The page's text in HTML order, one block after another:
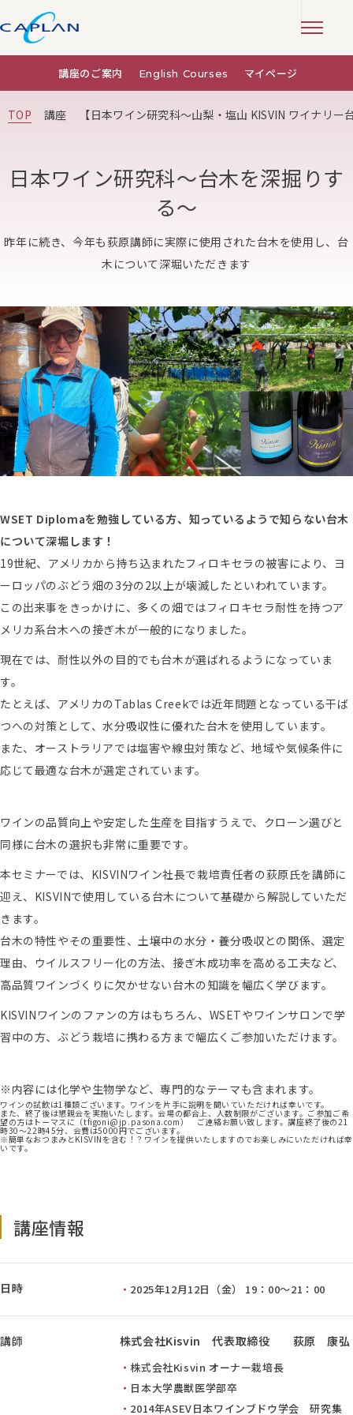
講座のご案内 English Courses マイページ
TOP 講座 【日本ワイン研究科～山梨・塩山 KISVIN ワイナリー
日本ワイン研究科～台木を深掘りす
る～
昨年に続き、今年も荻原講師に実際に使用された台木を使用し、台
木について深堀いただきます
WSET Diplomaを勉強している方、知っているようで知らない台木
について深堀します！
19世紀、アメリカから持ち込まれたフィロキセラの被害により、ヨ
ーロッパのぶどう畑の3分の2以上が壊滅したといわれています。
この出来事をきっかけに、多くの畑ではフィロキセラ耐性を持つア
メリカ系台木への接ぎ木が一般的になりました。
現在では、耐性以外の目的でも台木が選ばれるようになっていま
す。
たとえば、アメリカのTablas Creekでは近年問題となっている干ば
つへの対策として、水分吸収性に優れた台木を使用しています。
また、オーストラリアでは塩害や線虫対策など、地域や気候条件に
応じて最適な台木が選定されています。
ワインの品質向上や安定した生産を目指すうえで、クローン選びと
同様に台木の選択も非常に重要です。
本セミナーでは、KISVINワイン社長で栽培責任者の荻原氏を講師に
迎え、KISVINで使用している台木について基礎から解説していただ
きます。
台木の特性やその重要性、土壌中の水分・養分吸収との関係、選定
理由、ウイルスフリー化の方法、接ぎ木成功率を高める工夫など、
高品質ワインづくりに欠かせない台木の知識を幅広く学びます。
KISVINワインのファンの方はもちろん、WSETやワインサロンで学
習中の方、ぶどう栽培に携わる方まで幅広くご参加いただけます。
※内容には化学や生物学など、専門的なテーマも含まれます。
ワインの試飲は1種類ございます。ワインを片手に説明を聞いていただければ幸いです。
また、終了後は懇親会を実施いたします。会場の都合上、人数制限がございます。ご参加ご希
望の方はトーマスに（tfigoni@jp.pasona.com） ご連絡お願い致します。講座終了後の21
時30～22時45分、会費は5000円でございます。
※簡単なおつまみとKISVINを含む！？ワインを提供いたしますのでお楽しみにいただければ幸
いです。
講座情報
日時 2025年12月12日（金） 19：00～21：00
講師 株式会社Kisvin 代表取締役 荻原 康弘
株式会社Kisvin オーナー栽培長
日本大学農獣医学部卒
2014年ASEV日本ワインブドウ学会 研究集